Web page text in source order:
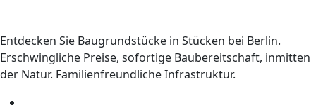
Entdecken Sie Baugrundstücke in Stücken bei Berlin.
Erschwingliche Preise, sofortige Baubereitschaft, inmitten
der Natur. Familienfreundliche Infrastruktur.